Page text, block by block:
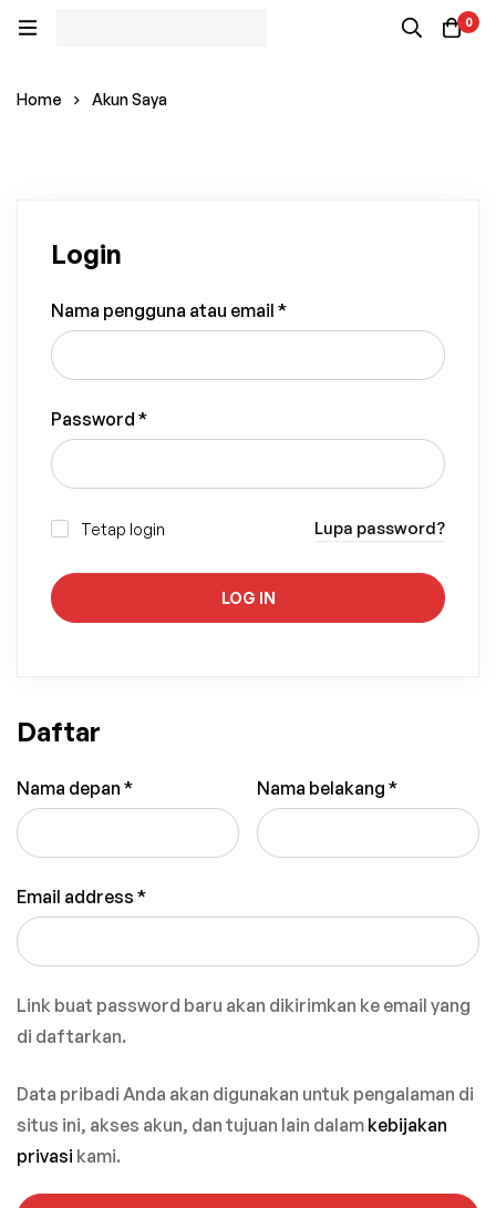
0
Home Akun Saya
Login
Nama pengguna atau email *
Password *
Tetap login Lupa password?
LOG IN
Daftar
Nama depan * Nama belakang *
Email address *
Link buat password baru akan dikirimkan ke email yang
di daftarkan.
Data pribadi Anda akan digunakan untuk pengalaman di
situs ini, akses akun, dan tujuan lain dalam kebijakan
privasi kami.